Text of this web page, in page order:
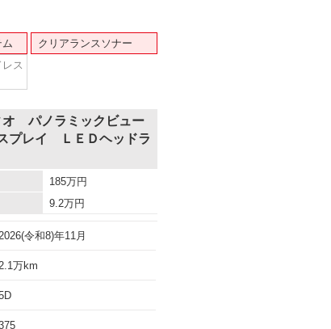
クリアランスソナー
ス
オ パノラミックビュー
プレイ ＬＥＤヘッドラ
185万円
9.2万円
令和8)年11月
万km